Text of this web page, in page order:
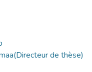
de thèse)